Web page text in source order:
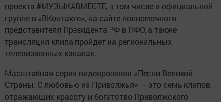
проекта #МУЗЫКАВМЕСТЕ, в том числе в официальной
группе в «ВКонтакте», на сайте полномочного
представителя Президента РФ в ПФО, а также
трансляция клипа пройдет на региональных
телевизионных каналах.
Масштабная серия видеороликов «Песни Великой
Страны. С любовью из Приволжья» — это семь клипов,
отражающих красоту и богатство Приволжского